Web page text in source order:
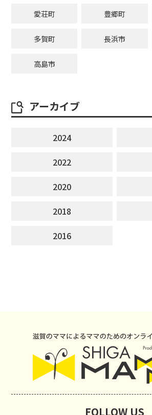
愛荘町 豊郷町
多賀町 長浜市
高島市
アーカイブ
2024
2022
2020
2018
2016
FOLLOW US